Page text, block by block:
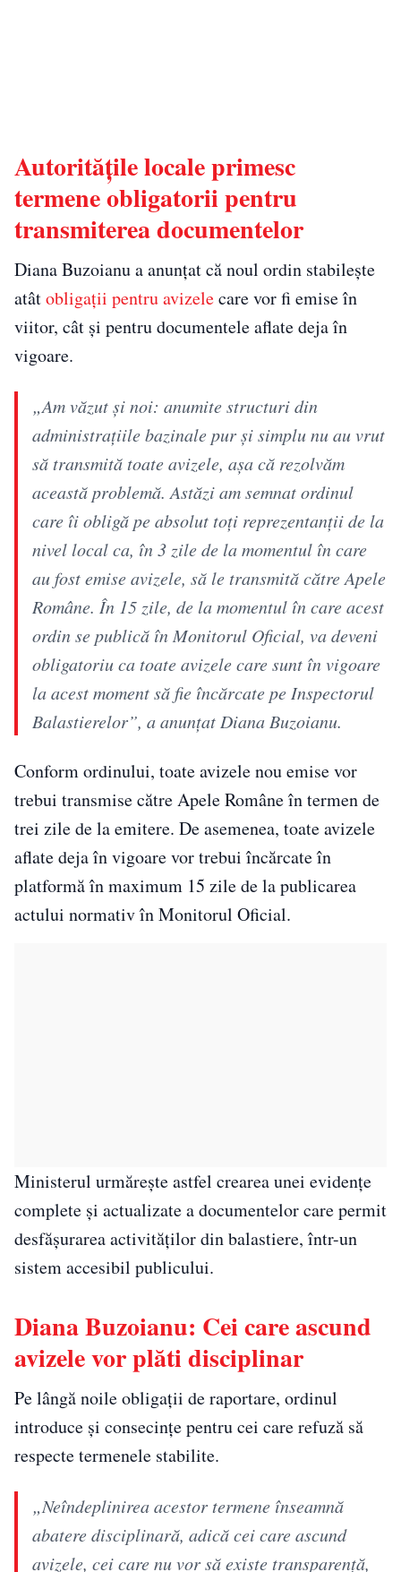
Autoritățile locale primesc
termene obligatorii pentru
transmiterea documentelor
Diana Buzoianu a anunțat că noul ordin stabilește
atâtobligații pentru avizelecare vor fi emise în
viitor, cât și pentru documentele aflate deja în
vigoare.
„Am văzut şi noi: anumite structuri din
administraţiile bazinale pur şi simplu nu au vrut
să transmită toate avizele, aşa că rezolvăm
această problemă. Astăzi am semnat ordinul
care îi obligă pe absolut toţi reprezentanţii de la
nivel local ca, în 3 zile de la momentul în care
au fost emise avizele, să le transmită către Apele
Române. În 15 zile, de la momentul în care acest
ordin se publică în Monitorul Oficial, va deveni
obligatoriu ca toate avizele care sunt în vigoare
la acest moment să fie încărcate pe Inspectorul
Balastierelor”, a anunţat Diana Buzoianu.
Conform ordinului, toate avizele nou emise vor
trebui transmise către Apele Române în termen de
trei zile de la emitere. De asemenea, toate avizele
aflate deja în vigoare vor trebui încărcate în
platformă în maximum 15 zile de la publicarea
actului normativ în Monitorul Oficial.
Ministerul urmărește astfel crearea unei evidențe
complete și actualizate a documentelor care permit
desfășurarea activităților din balastiere, într-un
sistem accesibil publicului.
Diana Buzoianu: Cei care ascund
avizele vor plăti disciplinar
Pe lângă noile obligații de raportare, ordinul
introduce și consecințe pentru cei care refuză să
respecte termenele stabilite.
„Neîndeplinirea acestor termene înseamnă
abatere disciplinară, adică cei care ascund
avizele, cei care nu vor să existe transparenţă,